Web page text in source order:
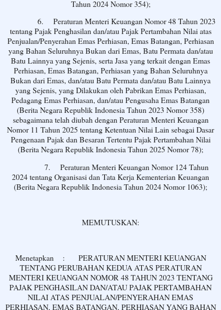
Tahun 2024 Nomor 354);
6.
Peraturan Menteri Keuangan Nomor 48 Tahun 2023
tentang Pajak Penghasilan dan/atau Pajak Pertambahan Nilai atas
Penjualan/Penyerahan Emas Perhiasan, Emas Batangan, Perhiasan
yang Bahan Seluruhnya Bukan dari Emas, Batu Permata dan/atau
Batu Lainnya yang Sejenis, serta Jasa yang terkait dengan Emas
Perhiasan, Emas Batangan, Perhiasan yang Bahan Seluruhnya
Bukan dari Emas, dan/atau Batu Permata dan/atau Batu Lainnya
yang Sejenis, yang Dilakukan oleh Pabrikan Emas Perhiasan,
Pedagang Emas Perhiasan, dan/atau Pengusaha Emas Batangan
(Berita Negara Republik Indonesia Tahun 2023 Nomor 358)
sebagaimana telah diubah dengan Peraturan Menteri Keuangan
Nomor 11 Tahun 2025 tentang Ketentuan Nilai Lain sebagai Dasar
Pengenaan Pajak dan Besaran Tertentu Pajak Pertambahan Nilai
(Berita Negara Republik Indonesia Tahun 2025 Nomor 78);
7.
Peraturan Menteri Keuangan Nomor 124 Tahun
2024 tentang Organisasi dan Tata Kerja Kementerian Keuangan
(Berita Negara Republik Indonesia Tahun 2024 Nomor 1063);
MEMUTUSKAN:
Menetapkan :
PERATURAN MENTERI KEUANGAN
TENTANG PERUBAHAN KEDUA ATAS PERATURAN
MENTERI KEUANGAN NOMOR 48 TAHUN 2023 TENTANG
PAJAK PENGHASILAN DAN/ATAU PAJAK PERTAMBAHAN
NILAI ATAS PENJUALAN/PENYERAHAN EMAS
PERHIASAN, EMAS BATANGAN, PERHIASAN YANG BAHAN